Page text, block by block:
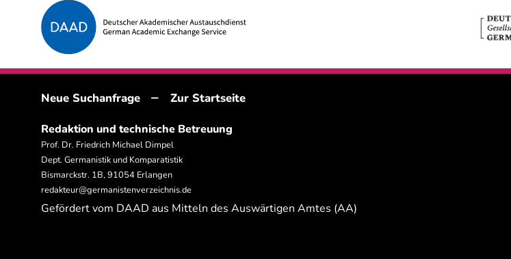
Neue Suchanfrage – Zur Startseite
Redaktion und technische Betreuung
Prof. Dr. Friedrich Michael Dimpel
Dept. Germanistik und Komparatistik
Bismarckstr. 1B, 91054 Erlangen
redakteur@germanistenverzeichnis.de
Gefördert vom DAAD aus Mitteln des Auswärtigen Amtes (AA)